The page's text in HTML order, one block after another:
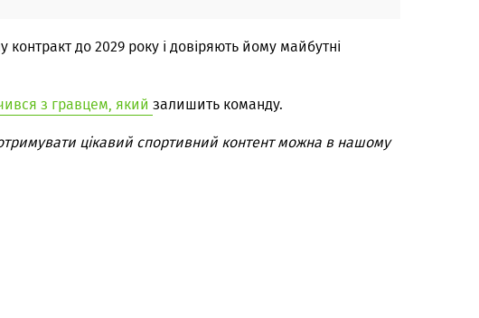
до 2029 року і довіряють йому майбутні
з гравцем, який залишить команду.
цікавий спортивний контент можна в нашому